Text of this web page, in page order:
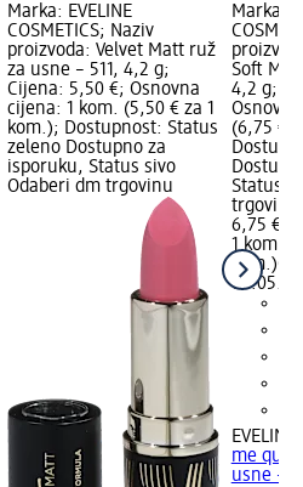
Marka: EVELINE
COSMETICS; Naziv
proizvoda: Velvet Matt ruž
za usne – 511, 4,2 g;
Cijena: 5,50 €; Osnovna
cijena: 1 kom. (5,50 € za 1
kom.); Dostupnost: Status
zeleno Dostupno za
isporuku, Status sivo
Odaberi dm trgovinu
Marka:
Soft
4,2 g;
(6,75 €
Status
trgovinu
6,75 €
1 kom.
kom.)
EVELINE
me
usne –